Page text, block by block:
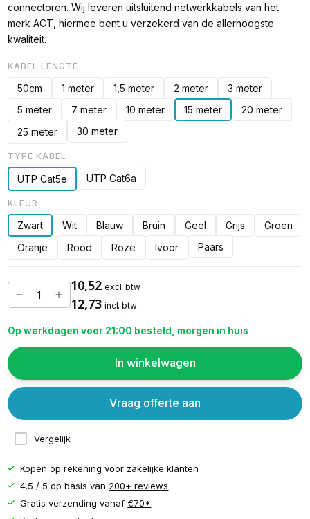
connectoren. Wij leveren uitsluitend netwerkkabels van het
merk ACT, hiermee bent u verzekerd van de allerhoogste
kwaliteit.
KABEL LENGTE
50cm 1 meter 1,5 meter 2 meter
3 meter
5 meter
7 meter 10 meter 15 meter
20 meter
25 meter
30 meter
TYPE KABEL
UTP Cat5e UTP Cat6a
KLEUR
Zwart Wit Blauw Bruin Geel Grijs
Groen
Oranje
Rood Roze Ivoor Paars
10,52 excl. btw
12,73 incl. btw
Op werkdagen voor 21:00 besteld, morgen in huis
In winkelwagen
Vergelijk
Vraag offerte aan
Kopen op rekening voor zakelijke klanten
4.5 / 5 op basis van 200+ reviews
Gratis verzending vanaf€70*